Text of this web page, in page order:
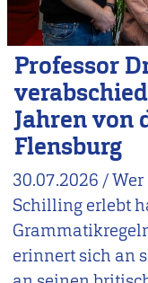
Professor
Jahren von
Flensburg
30.07.2026 /Wer
Schilling erlebt
erinnert sich an